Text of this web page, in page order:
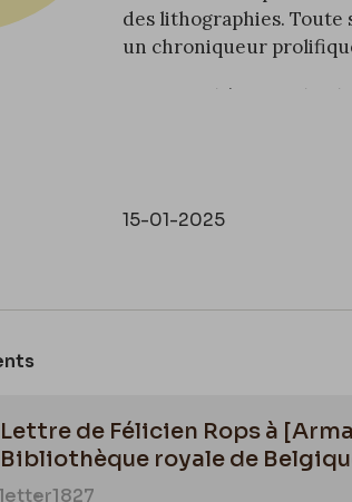
des lithographies. Toute
un chroniqueur
Il est passé à la
15-01-2025
Lettre de Félicien Rops à
Bibliothèque royale de
letter1827